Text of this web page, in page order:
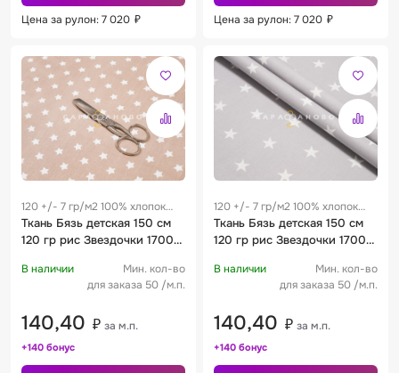
Цена за рулон: 7 020 ₽ Цена за рулон: 7 020 ₽
120 +/- 7 гр/м2 100% хлопок
0.28 м
Ткань Бязь детская 150 см
120 гр рис Звездочки 1700-
В наличии
Мин. кол-во
для заказа 50 /м.п.
140,40 ₽ за м.п.
+140 бонус
120 +/- 7 гр/м2 100% хлопок
0.28 м
Ткань Бязь детская 150 см
120 гр рис Звездочки 1700-
В наличии
Мин. кол-во
для заказа 50 /м.п.
140,40 ₽ за м.п.
+140 бонус